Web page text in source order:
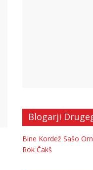
Blogarji
Bine Kordež Sašo
Rok Čakš